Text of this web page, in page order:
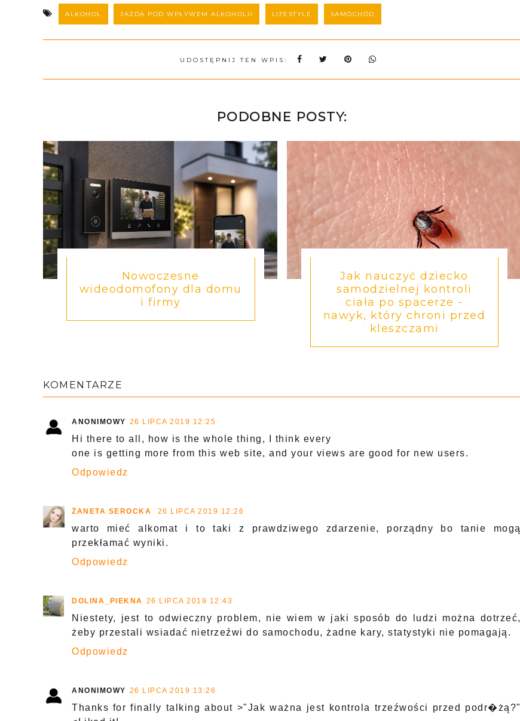
ALKOHOL JAZDA POD WPŁYWEM ALKOHOLU LIFESTYLE SAMOCHÓD
UDOSTĘPNIJ TEN WPIS:
PODOBNE POSTY:
Nowoczesne
wideodomofony dla domu
i firmy
Jak nauczyć dziecko
samodzielnej kontroli
ciała po spacerze -
nawyk, który chroni przed
kleszczami
KOMENTARZE
ANONIMOWY 26 LIPCA 2019 12:25
Hi there to all, how is the whole thing, I think every
one is getting more from this web site, and your views are good for new users.
Odpowiedz
ŻANETA SEROCKA 26 LIPCA 2019 12:26
warto mieć alkomat i to taki z prawdziwego zdarzenie, porządny bo tanie mogą
przekłamać wyniki.
Odpowiedz
DOLINA_PIEKNA 26 LIPCA 2019 12:43
Niestety, jest to odwieczny problem, nie wiem w jaki sposób do ludzi można dotrzeć,
żeby przestali wsiadać nietrzeźwi do samochodu, żadne kary, statystyki nie pomagają.
Odpowiedz
ANONIMOWY 26 LIPCA 2019 13:26
Thanks for finally talking about >"Jak ważna jest kontrola trzeźwości przed podr�żą?"